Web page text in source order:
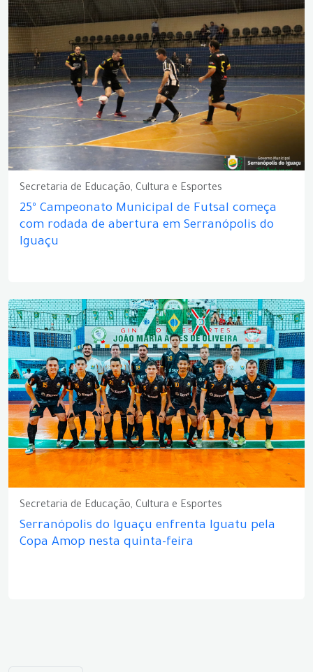
Secretaria de Educação, Cultura e Esportes
25º Campeonato Municipal de Futsal começa
com rodada de abertura em Serranópolis do
Iguaçu
Secretaria de Educação, Cultura e Esportes
Serranópolis do Iguaçu enfrenta Iguatu pela
Copa Amop nesta quinta-feira